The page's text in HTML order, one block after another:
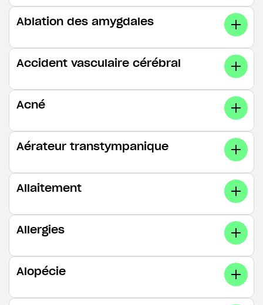
Ablation des amygdales
Accident vasculaire cérébral
Acné
Aérateur transtympanique
Allaitement
Allergies
Alopécie